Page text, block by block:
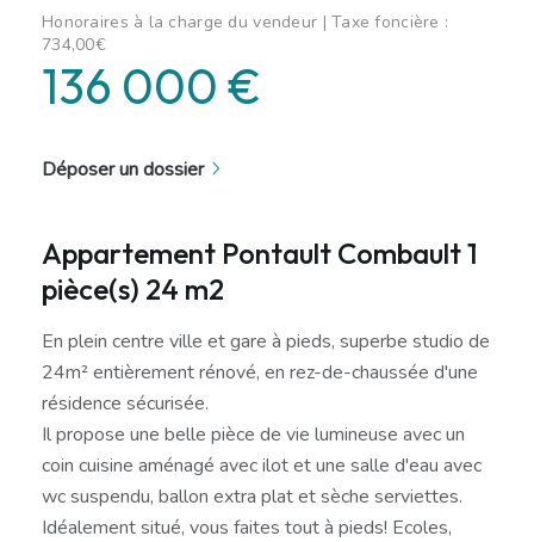
Honoraires à la charge du vendeur | Taxe foncière :
734,00€
136 000 €
Déposer un dossier
Appartement Pontault Combault 1
pièce(s) 24 m2
En plein centre ville et gare à pieds, superbe studio de
24m² entièrement rénové, en rez-de-chaussée d'une
résidence sécurisée.
Il propose une belle pièce de vie lumineuse avec un
coin cuisine aménagé avec ilot et une salle d'eau avec
wc suspendu, ballon extra plat et sèche serviettes.
Idéalement situé, vous faites tout à pieds! Ecoles,